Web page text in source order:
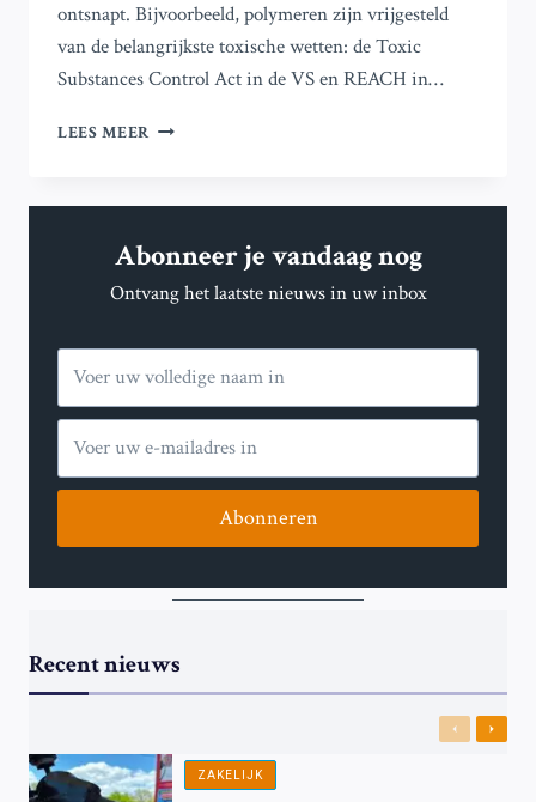
ontsnapt. Bijvoorbeeld, polymeren zijn vrijgesteld
van de belangrijkste toxische wetten: de Toxic
Substances Control Act in de VS en REACH in…
LEES MEER CHEMISCH
ONDERZOEK
AAN
POLYMEREN
ALLEDAAGSE
PRODUCTEN
KUNNEN
TOT
GIFTIGE
Abonneer je vandaag nog
Ontvang het laatste nieuws in uw inbox
Abonneren
Recent nieuws
Previous
Next
ZAKELIJK